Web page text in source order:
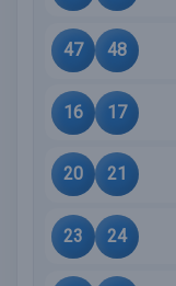
47 48
16 17
20 21
23 24